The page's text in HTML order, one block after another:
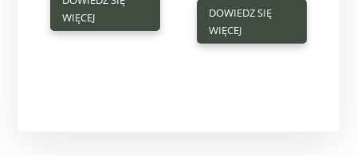
WIĘCEJ
DOWIEDZ SIĘ
WIĘCEJ